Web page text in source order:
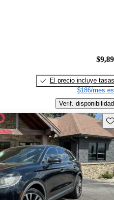
El precio incluye tasas
$186/mes
Verif. disponibilidad